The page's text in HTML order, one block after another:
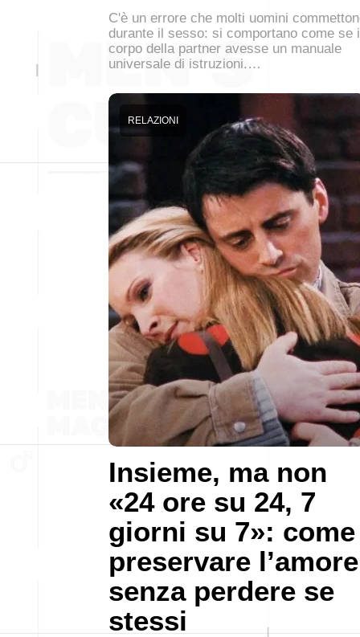
C'è un errore che molti uomini
durante il sesso: si comportano come se
corpo della partner avesse un manuale
universale di istruzioni.…
Insieme, ma non
«24 ore su 24, 7
giorni su 7»: come
preservare l’amore
senza perdere se
stessi
RELAZIONI